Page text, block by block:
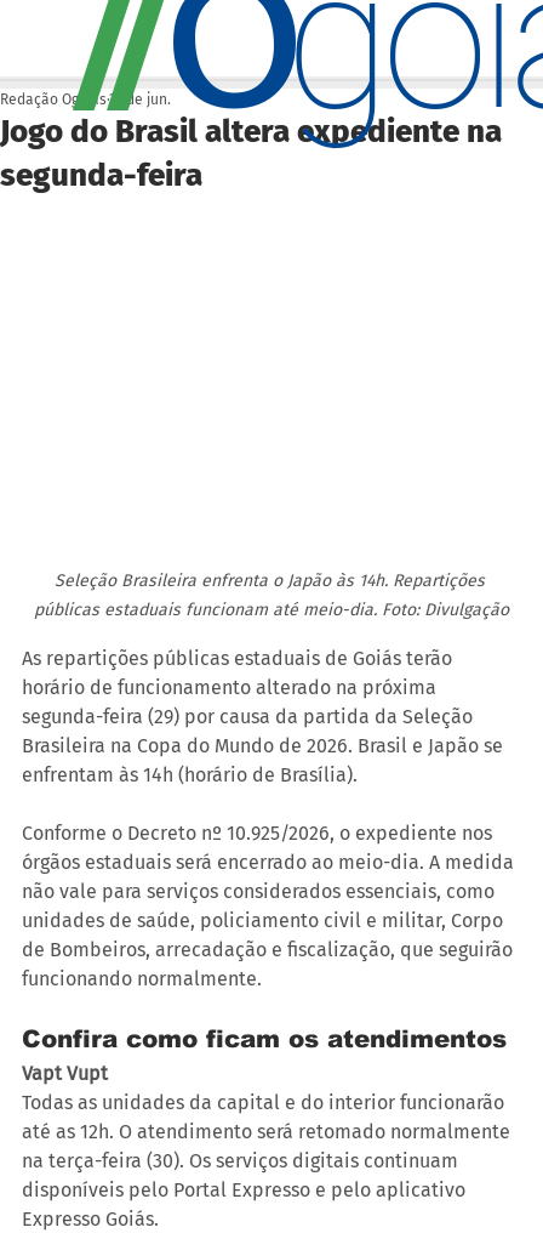
Jogo do Brasil altera expediente na
segunda-feira
Redação Ogoiás 27 de jun.
Seleção Brasileira enfrenta o Japão às 14h. Repartições
públicas estaduais funcionam até meio-dia. Foto: Divulgação
As repartições públicas estaduais de Goiás terão
horário de funcionamento alterado na próxima
segunda-feira (29) por causa da partida da Seleção
Brasileira na Copa do Mundo de 2026. Brasil e Japão se
enfrentam às 14h (horário de Brasília).
Conforme o Decreto nº 10.925/2026, o expediente nos
órgãos estaduais será encerrado ao meio-dia. A medida
não vale para serviços considerados essenciais, como
unidades de saúde, policiamento civil e militar, Corpo
de Bombeiros, arrecadação e fiscalização, que seguirão
funcionando normalmente.
Confira como ficam os atendimentos
Vapt Vupt
Todas as unidades da capital e do interior funcionarão
até as 12h. O atendimento será retomado normalmente
na terça-feira (30). Os serviços digitais continuam
disponíveis pelo Portal Expresso e pelo aplicativo
Expresso Goiás.